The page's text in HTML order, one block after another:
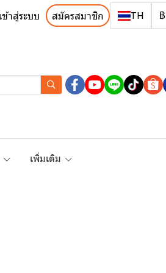
ข้าสู่ระบบ สมัครสมาชิก TH ฿
เพิ่มเติม